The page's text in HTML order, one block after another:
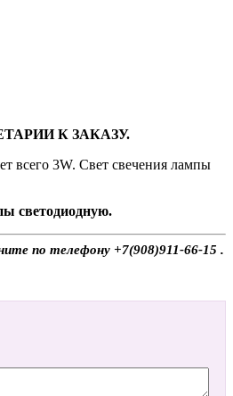
К ЗАКАЗУ.
всего 3W. Свет свечения лампы
светодиодную.
по телефону +7(908)911-66-15 .